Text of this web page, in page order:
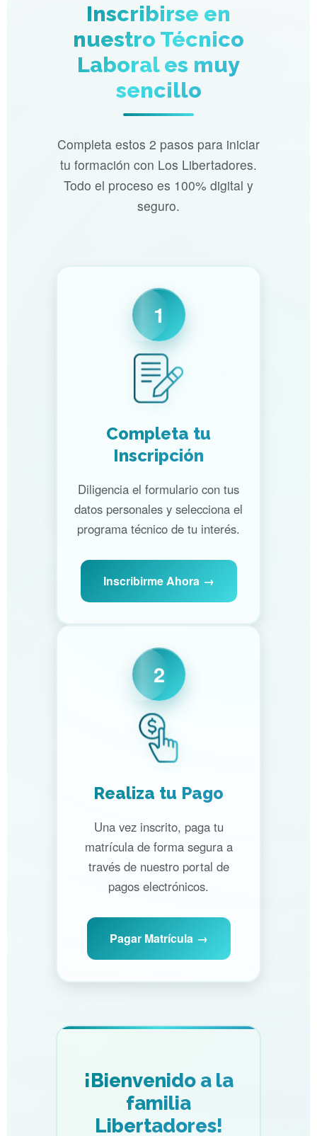
Inscribirse en
nuestro Técnico
Laboral es muy
sencillo
Completa estos 2 pasos para iniciar
tu formación con Los Libertadores.
Todo el proceso es 100% digital y
seguro.
1
Completa tu
Inscripción
Diligencia el formulario con tus
datos personales y selecciona el
programa técnico de tu interés.
Inscribirme Ahora
2
Realiza tu Pago
Una vez inscrito, paga tu
matrícula de forma segura a
través de nuestro portal de
pagos electrónicos.
Pagar Matrícula
¡Bienvenido a la
familia
Libertadores!